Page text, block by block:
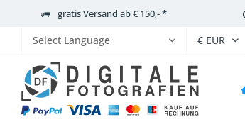
gratis Versand ab € 150,- *
Powered by